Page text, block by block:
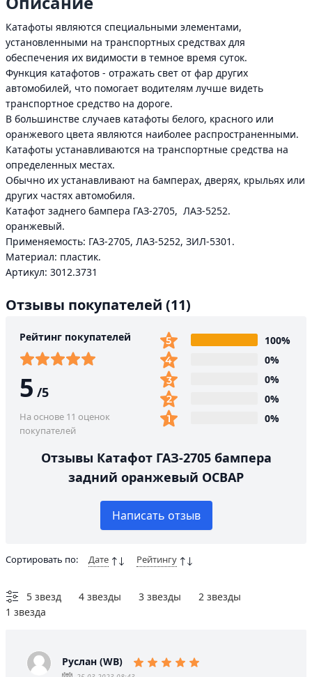
Катафоты являются специальными элементами,
установленными на транспортных средствах для
обеспечения их видимости в темное время суток.
Функция катафотов - отражать свет от фар других
автомобилей, что помогает водителям лучше видеть
транспортное средство на дороге.
В большинстве случаев катафоты белого, красного или
оранжевого цвета являются наиболее распространенными.
Катафоты устанавливаются на транспортные средства на
определенных местах.
Обычно их устанавливают на бамперах, дверях, крыльях или
других частях автомобиля.
Катафот заднего бампера ГАЗ-2705, ЛАЗ-5252.
оранжевый.
Применяемость: ГАЗ-2705, ЛАЗ-5252, ЗИЛ-5301.
Материал: пластик.
Артикул: 3012.3731
Отзывы покупателей (11)
Рейтинг покупателей
5 /5
На основе 11 оценок
покупателей
100%
0%
0%
0%
0%
Отзывы Катафот ГАЗ-2705 бампера
задний оранжевый ОСВАР
Написать отзыв
Сортировать по: Дате Рейтингу
5 звезд 4 звезды 3 звезды
2 звезды
1 звезда
Руслан (WB)